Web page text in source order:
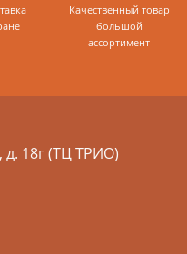
Качественный товар
большой
ассортимент
д. 18г (ТЦ ТРИО)